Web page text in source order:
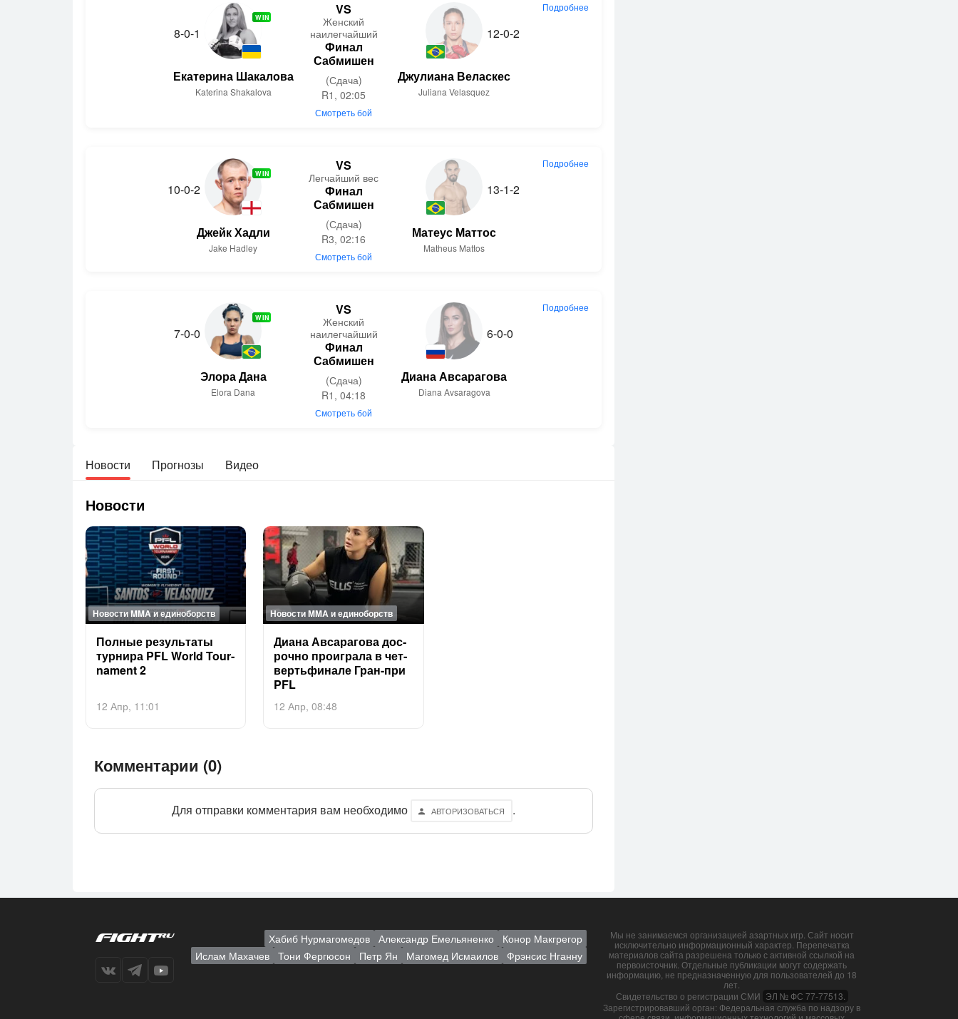
8-0-1
WIN
Екатерина Шакалова
Katerina Shakalova
VS
Женский
наилегчайший
Финал
Сабмишен
(Сдача)
R1, 02:05
Смотреть бой
12-0-2
Джулиана Веласкес
Juliana Velasquez
Подробнее
10-0-2
WIN
Джейк Хадли
Jake Hadley
VS
Легчайший вес
Финал
Сабмишен
(Сдача)
R3, 02:16
Смотреть бой
13-1-2
Матеус Маттос
Matheus Mattos
Подробнее
7-0-0
WIN
Элора Дана
Elora Dana
VS
Женский
наилегчайший
Финал
Сабмишен
(Сдача)
R1, 04:18
Смотреть бой
6-0-0
Диана Авсарагова
Diana Avsaragova
Подробнее
Новости Прогнозы Видео
Новости
Новости MMA и единоборств
Пол­ные ре­зуль­та­ты
тур­ни­ра PFL World To­ur­
na­ment 2
12 Апр, 11:01
Новости MMA и единоборств
Ди­ана Ав­са­раго­ва дос­
рочно про­иг­ра­ла в чет­
верть­фи­нале Гран-при
PFL
12 Апр, 08:48
Комментарии (0)
Для отправки комментария вам необходимо АВТОРИЗОВАТЬСЯ .
Хабиб Нурмагомедов Александр Емельяненко
Конор Макгрегор
Ислам Махачев Тони Фергюсон Петр Ян Магомед Исмаилов Фрэнсис Нганну
Мы не занимаемся организацией азартных игр. Сайт носит
исключительно информационный характер. Перепечатка
материалов сайта разрешена только с активной ссылкой на
первоисточник. Отдельные публикации могут содержать
информацию, не предназначенную для пользователей до 18
лет.
Свидетельство о регистрации СМИ ЭЛ № ФС 77-77513.
Зарегистрировавший орган: Федеральная служба по надзору в